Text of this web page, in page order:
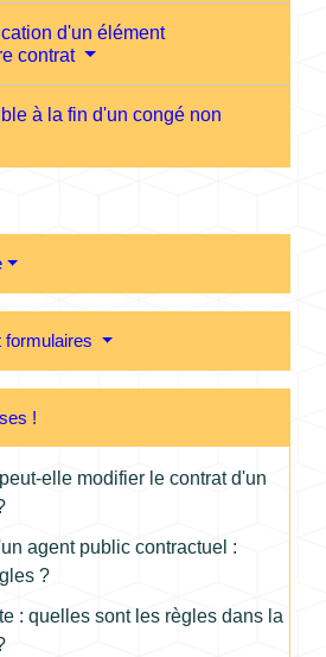
d'un élément
contrat
à la fin d'un congé non
formulaires
!
elle modifier le contrat d'un
agent public contractuel :
?
: quelles sont les règles dans la